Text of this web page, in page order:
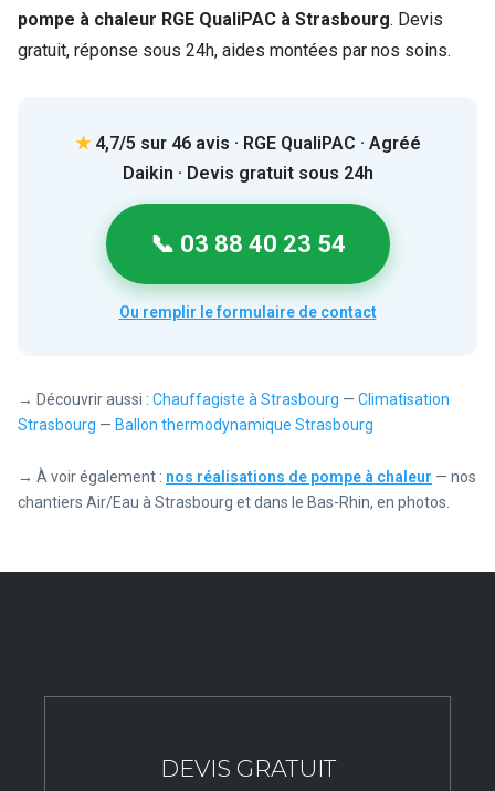
pompe à chaleur RGE QualiPAC à Strasbourg. Devis
gratuit, réponse sous 24h, aides montées par nos soins.
★4,7/5 sur 46 avis · RGE QualiPAC · Agréé
Daikin · Devis gratuit sous 24h
📞 03 88 40 23 54
Ou remplir le formulaire de contact
→ Découvrir aussi : Chauffagiste à Strasbourg — Climatisation
Strasbourg — Ballon thermodynamique Strasbourg
→ À voir également : nos réalisations de pompe à chaleur — nos
chantiers Air/Eau à Strasbourg et dans le Bas-Rhin, en photos.
DEVIS GRATUIT